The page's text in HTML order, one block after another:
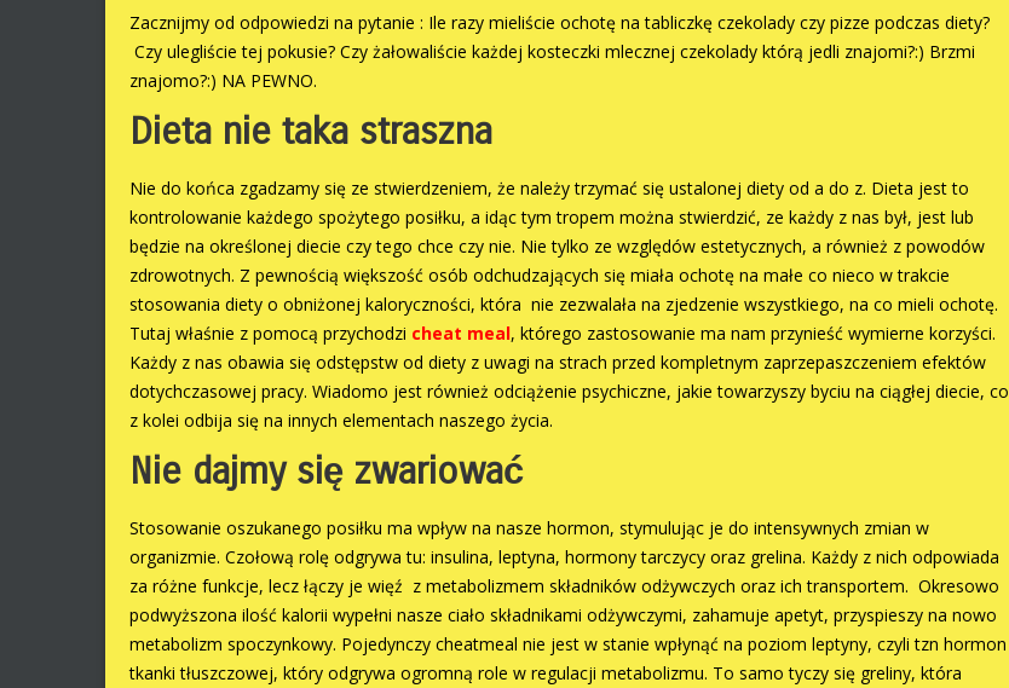
Zacznijmy od odpowiedzi na pytanie : Ile razy mieliście ochotę na tabliczkę czekolady czy pizze podczas diety?
Czy ulegliście tej pokusie? Czy żałowaliście każdej kosteczki mlecznej czekolady którą jedli znajomi?:) Brzmi
znajomo?:) NA PEWNO.
Dieta nie taka straszna
Nie do końca zgadzamy się ze stwierdzeniem, że należy trzymać się ustalonej diety od a do z. Dieta jest to
kontrolowanie każdego spożytego posiłku, a idąc tym tropem można stwierdzić, ze każdy z nas był, jest lub
będzie na określonej diecie czy tego chce czy nie. Nie tylko ze względów estetycznych, a również z powodów
zdrowotnych. Z pewnością większość osób odchudzających się miała ochotę na małe co nieco w trakcie
stosowania diety o obniżonej kaloryczności, która nie zezwalała na zjedzenie wszystkiego, na co mieli ochotę.
Tutaj właśnie z pomocą przychodzi cheat meal, którego zastosowanie ma nam przynieść wymierne korzyści.
Każdy z nas obawia się odstępstw od diety z uwagi na strach przed kompletnym zaprzepaszczeniem efektów
dotychczasowej pracy. Wiadomo jest również odciążenie psychiczne, jakie towarzyszy byciu na ciągłej diecie, co
z kolei odbija się na innych elementach naszego życia.
Nie dajmy się zwariować
Stosowanie oszukanego posiłku ma wpływ na nasze hormon, stymulując je do intensywnych zmian w
organizmie. Czołową rolę odgrywa tu: insulina, leptyna, hormony tarczycy oraz grelina. Każdy z nich odpowiada
za różne funkcje, lecz łączy je więź z metabolizmem składników odżywczych oraz ich transportem. Okresowo
podwyższona ilość kalorii wypełni nasze ciało składnikami odżywczymi, zahamuje apetyt, przyspieszy na nowo
metabolizm spoczynkowy. Pojedynczy cheatmeal nie jest w stanie wpłynąć na poziom leptyny, czyli tzn hormon
tkanki tłuszczowej, który odgrywa ogromną role w regulacji metabolizmu. To samo tyczy się greliny, która